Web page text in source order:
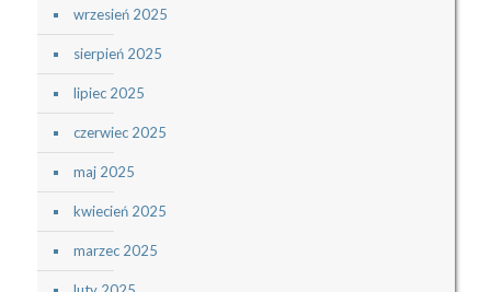
wrzesień 2025
sierpień 2025
lipiec 2025
czerwiec 2025
maj 2025
kwiecień 2025
marzec 2025